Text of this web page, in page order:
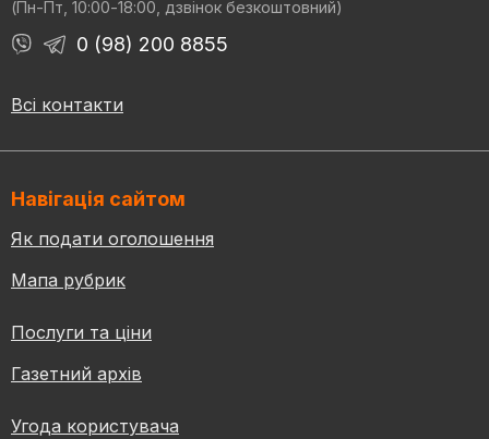
(Пн-Пт, 10:00-18:00, дзвінок безкоштовний)
0 (98) 200 8855
Всі контакти
Навігація сайтом
Як подати оголошення
Мапа рубрик
Послуги та ціни
Газетний архів
Угода користувача